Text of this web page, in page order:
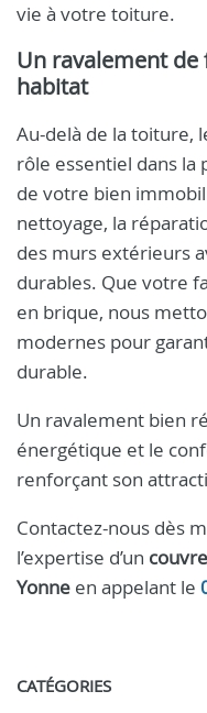
vie à votre toiture.
Un ravalement
habitat
Au-delà de la toiture,
rôle essentiel dans la
de votre bien
nettoyage, la
des murs extérieurs
durables. Que votre
en brique, nous
modernes pour
durable.
Un ravalement bien
énergétique et le
renforçant son
Contactez-nous dès
l’expertise d’un
Yonne en appelant le
CATÉGORIES